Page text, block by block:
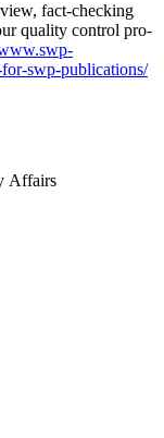
fact-checking
quality control pro­
swp-publications/
Affairs